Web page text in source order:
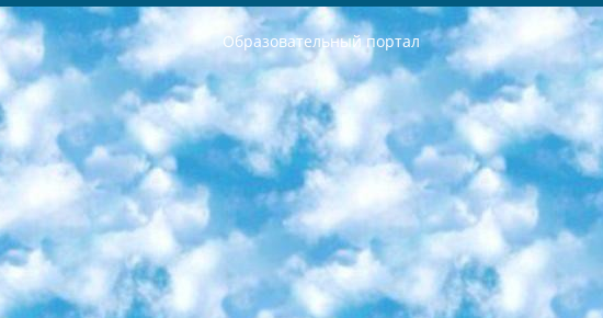
Образовательный портал
РЕСПУБЛИКА УЗБЕКИСТАН МИНИСТРЕРСТВО ДОШКОЛЬНОГО И ШКОЛЬНОГО ОБРАЗОВАНИЯ КОМАНДА в общеобразовательных учреждениях в 2023-2024 учебном году организация и проведение итоговой государственной аттестации обучающихся о Министра дошкольного и школьного образования Республики Узбекистан от 4 марта 2008 года (постановлением Минюста от 20 марта 2008 года № 1778 государственной регистрации) «Итоговое состояние учащихся общего среднего образования на основании положения об утверждении положения об аттестации общего среднего образования выпускной экзамен студентов в образовательных учреждениях в 2023-2024 учебном году В целях организации и прохождения аттестации приказываю: 1. Следующее: перечень предметов, по которым будет проводиться итоговая государственная аттестация и экзамен формы перевода согласно приложению 1; сертификаты международного образца, оценивающие уровень владения иностранными языками перечень согласно приложению 2; 2. Педагогический при специализированных образовательных учреждениях. научно-практический центр квалификации и международной оценки (Д.Давидова) 2024 г. До 25 марта: задания по предметам, по которым будет проводиться итоговая аттестация разработка и утверждение технических условий; итоговая аттестация на основании разработанного предметного задания разработка вопросов по предметам (устно и письменно), экзамен передача; общеобразовательные средние школы и специальные учебные заведения учащиеся выпускных классов школ и интернатов в агентской системе подготовка базы данных экзаменационных материалов и критериев оценки; перевод базы экзаменационных материалов на все языки обучения подать в Республиканский образовательный центр для изготовления; варианты экзаменов на основе разработанных контрольных материалов пусть будут поставлены задачи формирования. 3. Республиканский образовательный центр (Ш.Худайкулов) до 5 апреля 2024 года. до: база данных предоставленных экзаменационных материалов на все языки обучения перевод и экспертиза; для слепых, слабовидящих, глухих, слабослышащих и умственно отсталых детей учащиеся выпускных классов специализированных школ и школ-интернатов база данных экзаменационных материалов на всех преподаваемых языках подготовка критериев оценки; специализированные школы для умственно отсталых детей и технологии для учащихся выпускных классов школ-интернатов разработка соответствующих рекомендаций и критериев проведения ЕГЭ по естествознанию давать задания. 4. Педагогический при специализированных образовательных учреждениях. Научно-практический центр навыков и международной оценки (Д.Давидова), Республика образовательный центр (Худайкулов Ш.) итоговый государственный аттестационный экзамен ориентирован на творческое и логическое мышление при подготовке базы материалов учитывать введение заданий. 5. Следует отметить, что: сертификат государственного образца о знании общеобразовательного предмета и как минимум национальный уровень B1 по предметам на иностранных языках, указанным в Приложении 2. или международно признанный сертификат эквивалентного уровня студенты, изучающие определенный предмет, освобождаются от экзамена; по соответствующим предметам запланирована итоговая государственная аттестация за день до дня, путем жеребьевки Рабочей группой (в письменной форме по предметам, проводимым в форме) из числа сформированных вариантов выбрано 2 варианта; 2 выбранных варианта экзамена анонсированы на официальном сайте министерства и все выпускники по всей стране на основе этих вариантов проводит итоговую государственную